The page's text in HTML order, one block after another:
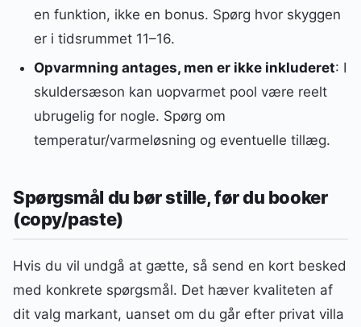
en funktion, ikke en bonus. Spørg hvor skyggen
er i tidsrummet 11–16.
Opvarmning antages, men er ikke inkluderet: I
skuldersæson kan uopvarmet pool være reelt
ubrugelig for nogle. Spørg om
temperatur/varmeløsning og eventuelle tillæg.
Spørgsmål du bør stille, før du booker
(copy/paste)
Hvis du vil undgå at gætte, så send en kort besked
med konkrete spørgsmål. Det hæver kvaliteten af
dit valg markant, uanset om du går efter privat villa